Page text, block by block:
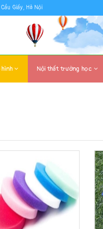
Giấy, Hà Nội
Nội thất trường học